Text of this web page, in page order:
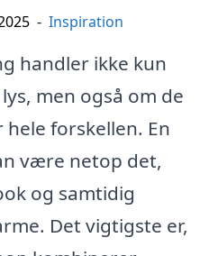
- Inspiration
handler ikke kun
men også om de
forskellen. En
være netop det,
og samtidig
Det vigtigste er,